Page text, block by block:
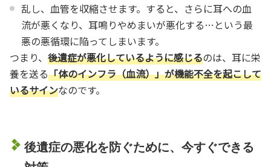
乱し、血管を収縮させます。すると、さらに耳への血
流が悪くなり、耳鳴りやめまいが悪化する…という最
悪の悪循環に陥ってしまいます。
つまり、 後遺症が悪化しているように感じるのは、耳に栄
養を送る「体のインフラ（血流）」が機能不全を起こして
いるサインなのです。
後遺症の悪化を防ぐために、今すぐできる